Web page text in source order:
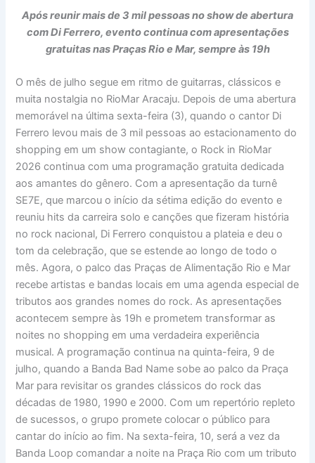
Após reunir mais de 3 mil pessoas no show de abertura
com Di Ferrero, evento continua com apresentações
gratuitas nas Praças Rio e Mar, sempre às 19h
O mês de julho segue em ritmo de guitarras, clássicos e
muita nostalgia no RioMar Aracaju. Depois de uma abertura
memorável na última sexta-feira (3), quando o cantor Di
Ferrero levou mais de 3 mil pessoas ao estacionamento do
shopping em um show contagiante, o Rock in RioMar
2026 continua com uma programação gratuita dedicada
aos amantes do gênero. Com a apresentação da turnê
SE7E, que marcou o início da sétima edição do evento e
reuniu hits da carreira solo e canções que fizeram história
no rock nacional, Di Ferrero conquistou a plateia e deu o
tom da celebração, que se estende ao longo de todo o
mês. Agora, o palco das Praças de Alimentação Rio e Mar
recebe artistas e bandas locais em uma agenda especial de
tributos aos grandes nomes do rock. As apresentações
acontecem sempre às 19h e prometem transformar as
noites no shopping em uma verdadeira experiência
musical. A programação continua na quinta-feira, 9 de
julho, quando a Banda Bad Name sobe ao palco da Praça
Mar para revisitar os grandes clássicos do rock das
décadas de 1980, 1990 e 2000. Com um repertório repleto
de sucessos, o grupo promete colocar o público para
cantar do início ao fim. Na sexta-feira, 10, será a vez da
Banda Loop comandar a noite na Praça Rio com um tributo